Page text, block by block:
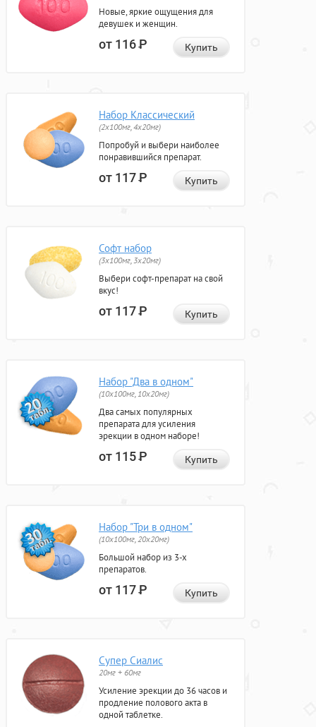
Новые, яркие ощущения для
девушек и женщин.
от 116Р Купить
Набор Классический
(2x100мг, 4x20мг)
Попробуй и выбери наиболее
понравившийся препарат.
от 117Р Купить
Софт набор
(3x100мг, 3x20мг)
Выбери софт-препарат на свой
вкус!
от 117Р Купить
Набор "Два в одном"
(10x100мг, 10x20мг)
Два самых популярных
препарата для усиления
эрекции в одном наборе!
от 115Р Купить
Набор "Три в одном"
(10x100мг, 20x20мг)
Большой набор из 3-х
препаратов.
от 117Р Купить
Супер Сиалис
20мг + 60мг
Усиление эрекции до 36 часов и
продление полового акта в
одной таблетке.